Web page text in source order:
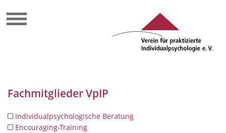
Fachmitglieder VpIP
Individualpsychologische Beratung
Encouraging-Training